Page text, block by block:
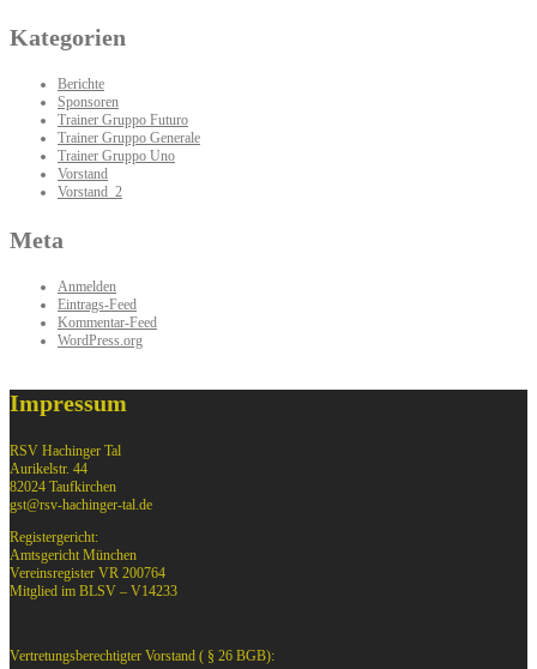
Kategorien
Berichte
Sponsoren
Trainer Gruppo Futuro
Trainer Gruppo Generale
Trainer Gruppo Uno
Vorstand
Vorstand_2
Meta
Anmelden
Eintrags-Feed
Kommentar-Feed
WordPress.org
Impressum
RSV Hachinger Tal
Aurikelstr. 44
82024 Taufkirchen
gst@rsv-hachinger-tal.de
Registergericht:
Amtsgericht München
Vereinsregister VR 200764
Mitglied im BLSV – V14233
Vertretungsberechtigter Vorstand ( § 26 BGB):